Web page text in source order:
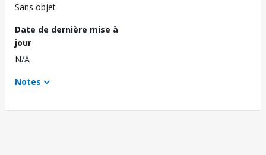
Sans objet
Date de dernière mise à
jour
N/A
Notes